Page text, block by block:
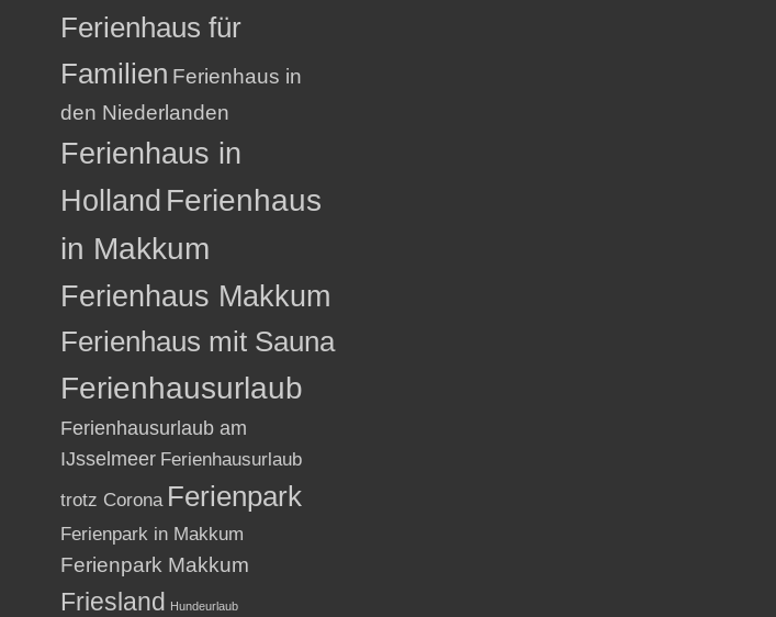
Ferienhaus für
Familien Ferienhaus in
den Niederlanden
Ferienhaus in
Holland Ferienhaus
in Makkum
Ferienhaus Makkum
Ferienhaus mit Sauna
Ferienhausurlaub
Ferienhausurlaub am
IJsselmeer Ferienhausurlaub
trotz Corona Ferienpark
Ferienpark in Makkum
Ferienpark Makkum
Friesland Hundeurlaub